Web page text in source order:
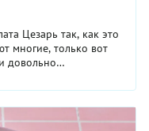
Цезарь так, как это
многие, только вот
довольно
...